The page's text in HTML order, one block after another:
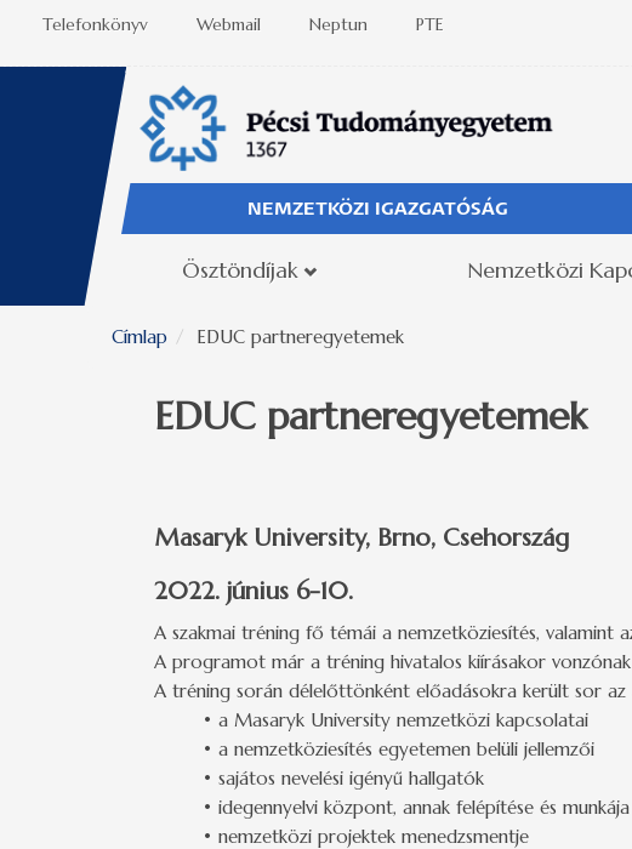
Ugrás a tartalomra
Telefonkönyv Webmail Neptun PTE
NEMZETKÖZI IGAZGATÓSÁG
Ösztöndíjak Nemzetközi
Címlap EDUC partneregyetemek
EDUC partneregyetemek
Masaryk University, Brno, Csehország
2022. június 6-10.
A szakmai tréning fő témái a nemzetköziesítés,
A programot már a tréning hivatalos kiírásakor
A tréning során délelőttönként előadásokra került sor az
• a Masaryk University nemzetközi kapcsolatai
• a nemzetköziesítés egyetemen belüli jellemzői
• sajátos nevelési igényű hallgatók
• idegennyelvi központ, annak felépítése és munkája
• nemzetközi projektek menedzsmentje